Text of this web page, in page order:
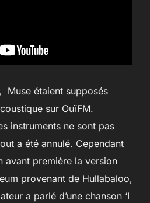
, Muse étaient supposés
sur OuïFM.
instruments ne sont pas
a été annulé. Cependant
avant première la version
provenant de Hullabaloo,
a parlé d’une chanson ‘I